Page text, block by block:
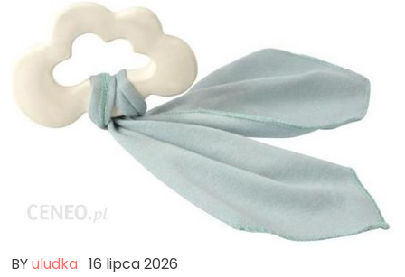
BYuludka 16 lipca 2026